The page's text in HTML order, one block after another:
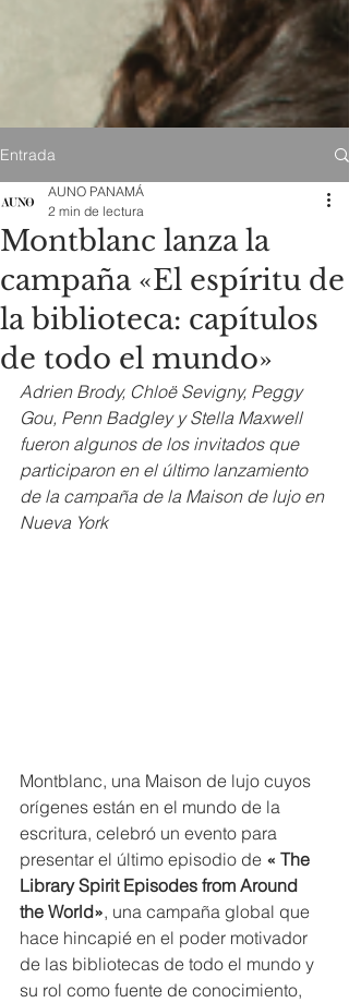
Entrada
Montblanc lanza la
campaña «El espíritu de
la biblioteca: capítulos
de todo el mundo»
AUNO PANAMÁ
2 min de lectura
Adrien Brody, Chloë Sevigny, Peggy
Gou, Penn Badgley y Stella Maxwell
fueron algunos de los invitados que
participaron en el último lanzamiento
de la campaña de la Maison de lujo en
Nueva York
Montblanc, una Maison de lujo cuyos
orígenes están en el mundo de la
escritura, celebró un evento para
presentar el último episodio de « The
Library Spirit Episodes from Around
the World», una campaña global que
hace hincapié en el poder motivador
de las bibliotecas de todo el mundo y
su rol como fuente de conocimiento,